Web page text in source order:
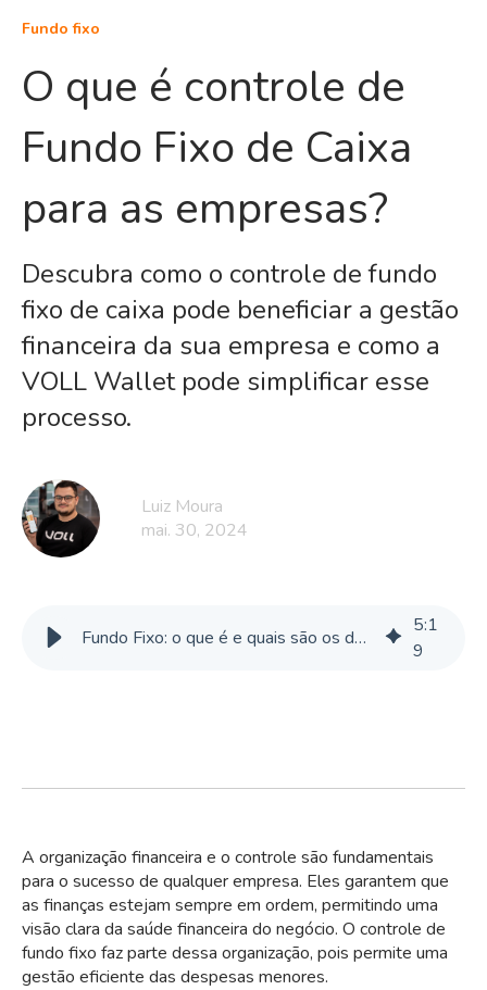
Fundo fixo
O que é controle de
Fundo Fixo de Caixa
para as empresas?
Descubra como o controle de fundo
fixo de caixa pode beneficiar a gestão
financeira da sua empresa e como a
VOLL Wallet pode simplificar esse
processo.
Luiz Moura
mai. 30, 2024
Fundo Fixo: o que é e quais são os desafios que ele traz
5:1
9
A organização financeira e o controle são fundamentais
para o sucesso de qualquer empresa. Eles garantem que
as finanças estejam sempre em ordem, permitindo uma
visão clara da saúde financeira do negócio. O controle de
fundo fixo faz parte dessa organização, pois permite uma
gestão eficiente das despesas menores.